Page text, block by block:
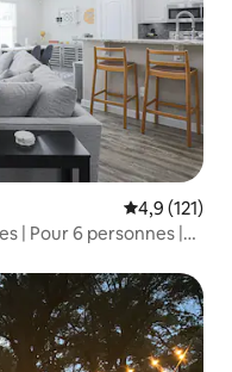
Évaluation
4,9 (121)
| Pour 6 personnes |